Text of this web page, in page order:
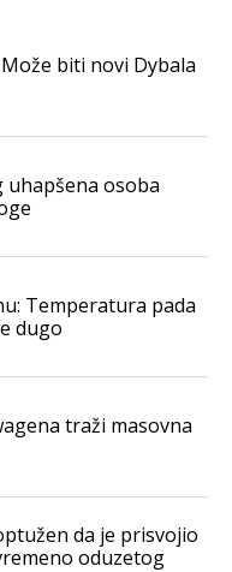
biti novi Dybala
uhapšena osoba
Temperatura pada
dugo
traži masovna
da je prisvojio
oduzetog